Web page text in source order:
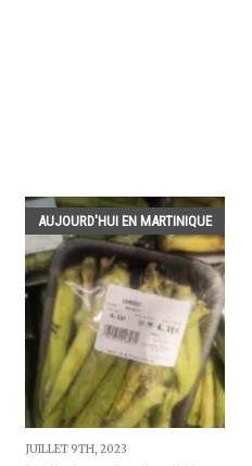
AUJOURD'HUI EN MARTINIQUE
JUILLET 9TH, 2023